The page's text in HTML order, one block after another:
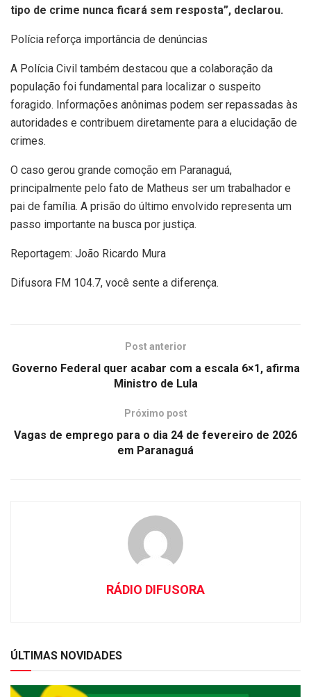
tipo de crime nunca ficará sem resposta”, declarou.
Polícia reforça importância de denúncias
A Polícia Civil também destacou que a colaboração da
população foi fundamental para localizar o suspeito
foragido. Informações anônimas podem ser repassadas às
autoridades e contribuem diretamente para a elucidação de
crimes.
O caso gerou grande comoção em Paranaguá,
principalmente pelo fato de Matheus ser um trabalhador e
pai de família. A prisão do último envolvido representa um
passo importante na busca por justiça.
Reportagem: João Ricardo Mura
Difusora FM 104.7, você sente a diferença.
Post anterior
Governo Federal quer acabar com a escala 6×1, afirma
Ministro de Lula
Próximo post
Vagas de emprego para o dia 24 de fevereiro de 2026
em Paranaguá
RÁDIO DIFUSORA
ÚLTIMAS NOVIDADES